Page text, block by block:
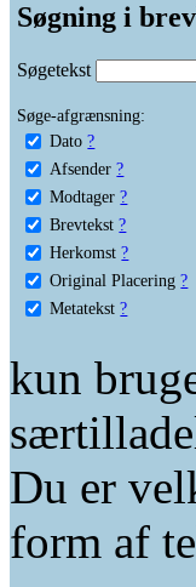
Søgning i
Søgetekst
Søge-afgrænsning:
Dato ?
Afsender ?
Modtager ?
Brevtekst ?
Herkomst ?
Original Placering ?
Metatekst ?
kun
Du er
form af